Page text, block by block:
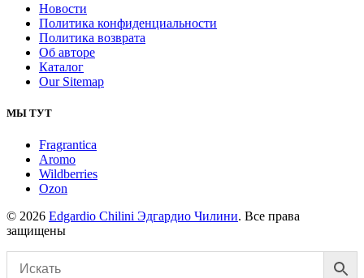
Новости
Политика конфиденциальности
Политика возврата
Об авторе
Каталог
Our Sitemap
МЫ ТУТ
Fragrantica
Aromo
Wildberries
Ozon
© 2026 Edgardio Chilini Эдгардио Чилини. Все права
защищены